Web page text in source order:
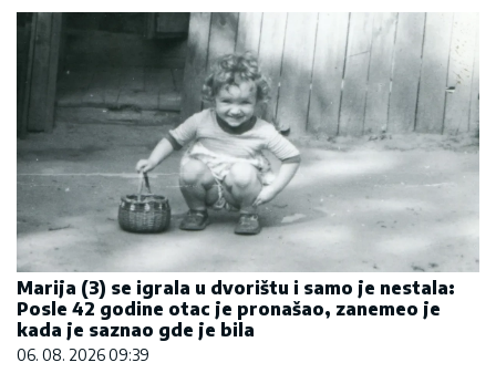
Marija (3) se igrala u dvorištu i samo je nestala:
Posle 42 godine otac je pronašao, zanemeo je
kada je saznao gde je bila
06. 08. 2026 09:39